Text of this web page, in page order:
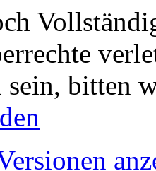
sein, bitten